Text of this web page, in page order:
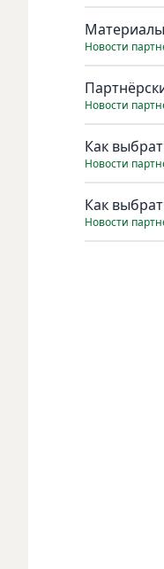
Новости
Новости
Как
Новости
Как
Новости